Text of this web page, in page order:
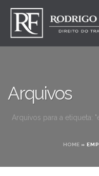
Arquivos
Arquivos para a etiqueta:
HOME »